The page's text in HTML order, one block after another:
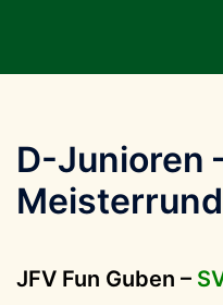
springen
D-Junioren
JFV Fun Guben –